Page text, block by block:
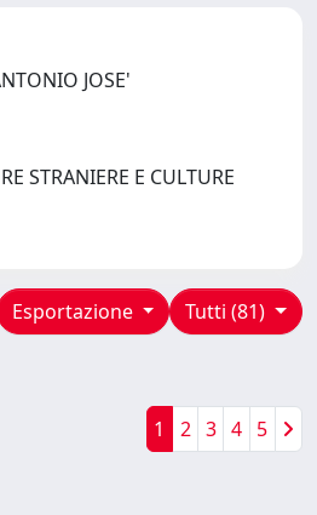
JOSE'
STRANIERE E CULTURE
Tutti (81)
Esportazione
1 2 3 4 5